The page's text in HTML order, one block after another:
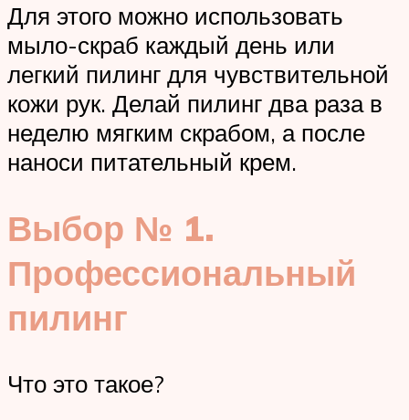
Для этого можно использовать
мыло-скраб каждый день или
легкий пилинг для чувствительной
кожи рук. Делай пилинг два раза в
неделю мягким скрабом, а после
наноси питательный крем.
Выбор № 1.
Профессиональный
пилинг
Что это такое?